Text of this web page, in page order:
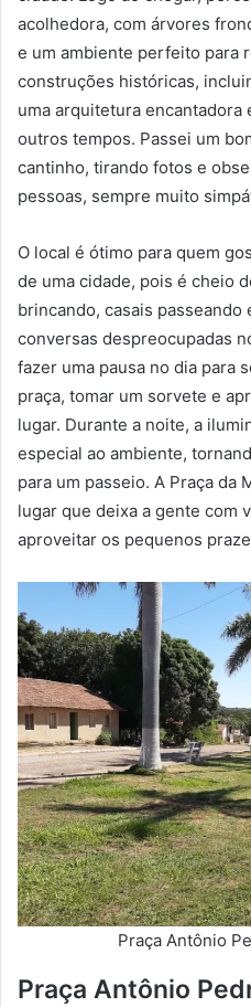
acolhedora, com árvores
e um ambiente perfeito para
construções históricas,
uma arquitetura
outros tempos. Passei um
cantinho, tirando fotos e
pessoas, sempre muito
O local é ótimo para quem
de uma cidade, pois é cheio
brincando, casais
conversas despreocupadas
fazer uma pausa no dia para
praça, tomar um sorvete e
lugar. Durante a noite, a
especial ao ambiente,
para um passeio. A Praça da
lugar que deixa a gente com
aproveitar os pequenos
Praça Antônio
Praça Antônio